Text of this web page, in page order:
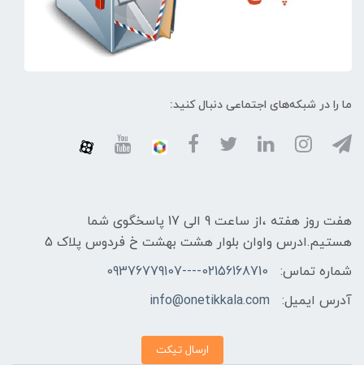
ما را در شبکه‌های اجتماعی دنبال کنید:
هفت روز هفته ،از ساعت 9 الی 17 پاسخگوی شما
هستیم.ادرس واوان بلوار هشت بهشت خ فردوس پلاک 5
شماره تماس:
02156168710----09376779107
آدرس ایمیل:
info@onetikkala.com
ارسال تیکت